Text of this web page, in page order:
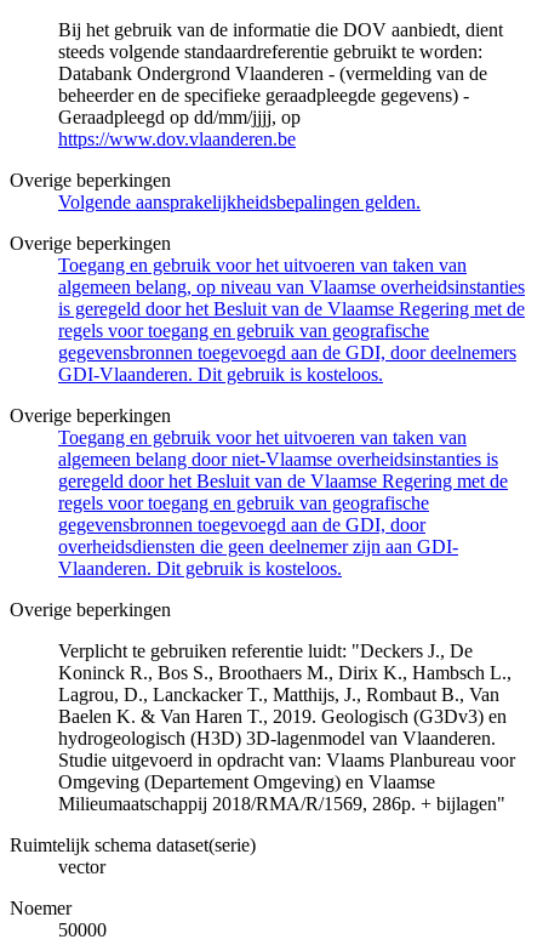
Bij het gebruik van de informatie die DOV aanbiedt, dient
steeds volgende standaardreferentie gebruikt te worden:
Databank Ondergrond Vlaanderen - (vermelding van de
beheerder en de specifieke geraadpleegde gegevens) -
Geraadpleegd op dd/mm/jjjj, op
https://www.dov.vlaanderen.be
Overige beperkingen
Volgende aansprakelijkheidsbepalingen gelden.
Overige beperkingen
Toegang en gebruik voor het uitvoeren van taken van
algemeen belang, op niveau van Vlaamse overheidsinstanties
is geregeld door het Besluit van de Vlaamse Regering met de
regels voor toegang en gebruik van geografische
gegevensbronnen toegevoegd aan de GDI, door deelnemers
GDI-Vlaanderen. Dit gebruik is kosteloos.
Overige beperkingen
Toegang en gebruik voor het uitvoeren van taken van
algemeen belang door niet-Vlaamse overheidsinstanties is
geregeld door het Besluit van de Vlaamse Regering met de
regels voor toegang en gebruik van geografische
gegevensbronnen toegevoegd aan de GDI, door
overheidsdiensten die geen deelnemer zijn aan GDI-
Vlaanderen. Dit gebruik is kosteloos.
Overige beperkingen
Verplicht te gebruiken referentie luidt: "Deckers J., De
Koninck R., Bos S., Broothaers M., Dirix K., Hambsch L.,
Lagrou, D., Lanckacker T., Matthijs, J., Rombaut B., Van
Baelen K. & Van Haren T., 2019. Geologisch (G3Dv3) en
hydrogeologisch (H3D) 3D-lagenmodel van Vlaanderen.
Studie uitgevoerd in opdracht van: Vlaams Planbureau voor
Omgeving (Departement Omgeving) en Vlaamse
Milieumaatschappij 2018/RMA/R/1569, 286p. + bijlagen"
Ruimtelijk schema dataset(serie)
vector
Noemer
50000